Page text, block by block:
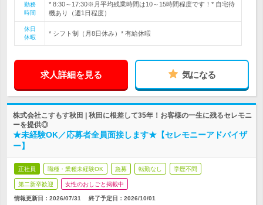
勤務
時間
* 8:30～17:30※月平均残業時間は10～15時間程度です！* 自宅待
機あり（週1日程度）
休日
休暇
* シフト制（月8日休み）* 有給休暇
求人詳細を見る 気になる
株式会社こすもす秋田 | 秋田に根差して35年！お客様の一生に残るセレモニ
ーを提供◎
★未経験OK／応募者全員面接します★【セレモニーアドバイザ
ー】
正社員 職種・業種未経験OK 急募 転勤なし 学歴不問
第二新卒歓迎 女性のおしごと掲載中
情報更新日：2026/07/31 終了予定日： 2026/10/01